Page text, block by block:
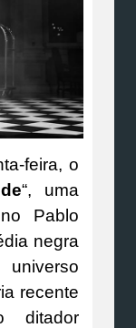
feira, o
“, uma
Pablo
negra
recente
ditador